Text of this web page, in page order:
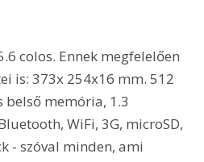
colos. Ennek megfelelően
is: 373x 254x16 mm. 512
belső memória, 1.3
WiFi, 3G, microSD,
- szóval minden, ami